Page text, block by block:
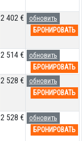
2 402 €
обновить
БРОНИРОВАТЬ
2 514 €
обновить
БРОНИРОВАТЬ
2 528 €
обновить
БРОНИРОВАТЬ
2 528 €
обновить
БРОНИРОВАТЬ